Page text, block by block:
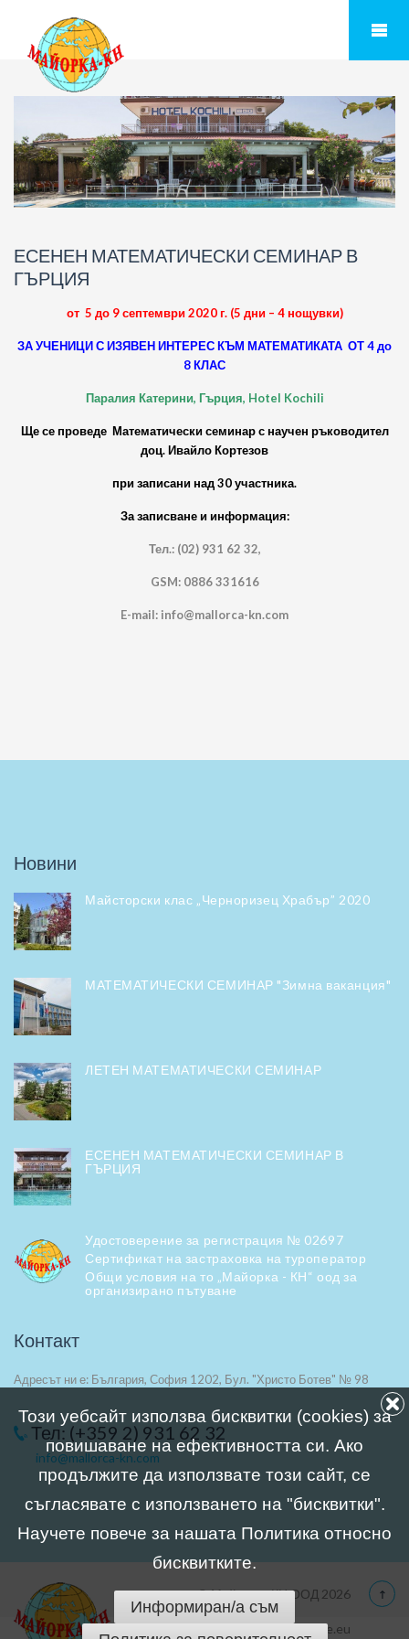
ЕСЕНЕН МАТЕМАТИЧЕСКИ СЕМИНАР В
ГЪРЦИЯ
от 5 до 9 септември 2020 г. (5 дни – 4 нощувки)
ЗА УЧЕНИЦИ С ИЗЯВЕН ИНТЕРЕС КЪМ МАТЕМАТИКАТА ОТ 4 до
8 КЛАС
Паралия Катерини, Гърция, Hotel Kochili
Ще се проведе Математически семинар с научен ръководител
доц. Ивайло Кортезов
при записани над 30 участника.
За записване и информация:
Тел.: (02) 931 62 32,
GSM: 0886 331616
E-mail: info@mallorca-kn.com
Новини
Майсторски клас „Черноризец Храбър” 2020
МАТЕМАТИЧЕСКИ СЕМИНАР "Зимна ваканция"
ЛЕТЕН МАТЕМАТИЧЕСКИ СЕМИНАР
ЕСЕНЕН МАТЕМАТИЧЕСКИ СЕМИНАР В
ГЪРЦИЯ
Удостоверение за регистрация № 02697
Сертификат на застраховка на туроператор
Общи условия на то „Майорка - КН“ оод за
организирано пътуване
Контакт
Адресът ни е: България, София 1202, Бул. "Христо Ботев" № 98
Тел: (+359 2) 931 62 32
info@mallorca-kn.com
© Майорка–КН ООД 2026
Website: internet-page.eu
Този уебсайт използва бисквитки (cookies) за
повишаване на ефективността си. Ако
продължите да използвате този сайт, се
съгласявате с използването на "бисквитки".
Научете повече за нашата Политика относно
бисквитките.
Информиран/а съм